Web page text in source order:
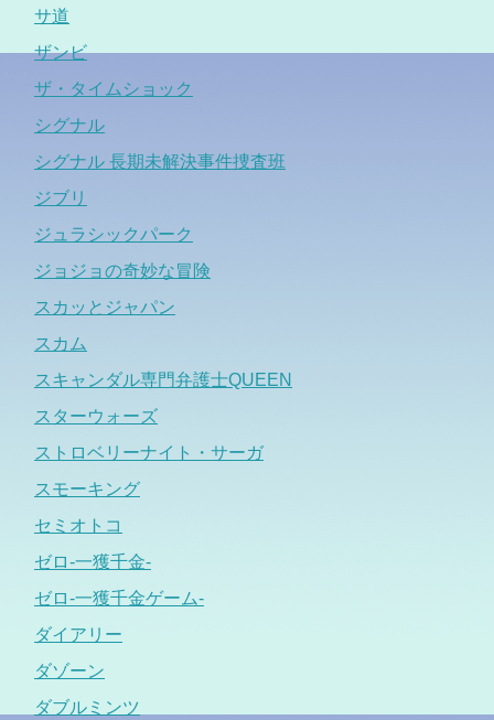
サ道
ザンビ
ザ・タイムショック
シグナル
シグナル 長期未解決事件捜査班
ジブリ
ジュラシックパーク
ジョジョの奇妙な冒険
スカッとジャパン
スカム
スキャンダル専門弁護士QUEEN
スターウォーズ
ストロベリーナイト・サーガ
スモーキング
セミオトコ
ゼロ-一獲千金-
ゼロ-一獲千金ゲーム-
ダイアリー
ダゾーン
ダブルミンツ